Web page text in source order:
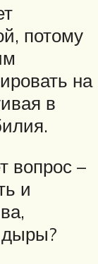
потому
на
в
вопрос –
и
дыры?